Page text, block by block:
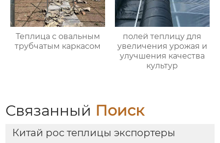
Теплица с овальным
трубчатым каркасом
полей теплицу для
увеличения урожая и
улучшения качества
культур
Связанный Поиск
Китай рос теплицы экспортеры